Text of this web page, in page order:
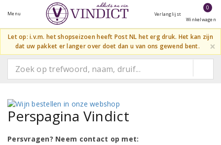
Menu Verlanglijst
0
Winkelwagen
Let op: i.v.m. het shopseizoen heeft Post NL het erg druk. Het kan zijn
dat uw pakket er langer over doet dan u van ons gewend bent.
×
Perspagina Vindict
Persvragen? Neem contact op met: